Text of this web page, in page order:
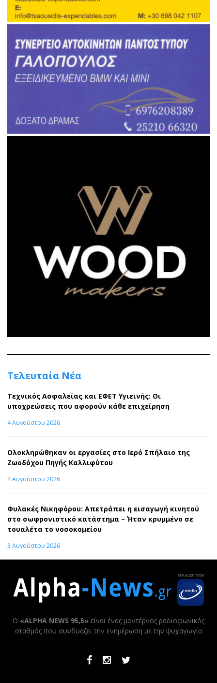
Τελευταία Νέα
Τεχνικός Ασφαλείας και ΕΦΕΤ Υγιεινής: Οι
υποχρεώσεις που αφορούν κάθε επιχείρηση
4 Αυγούστου 2026
Ολοκληρώθηκαν οι εργασίες στο Ιερό Σπήλαιο της
Ζωοδόχου Πηγής Καλλιφύτου
4 Αυγούστου 2026
Φυλακές Νικηφόρου: Απετράπει η εισαγωγή κινητού
στο σωφρονιστικό κατάστημα – Ήταν κρυμμένο σε
τουαλέτα το νοσοκομείου
3 Αυγούστου 2026
Ο «ALPHA NEWS 95,5» είναι ένας μοντέρνος ραδιοφωνικός
σταθμός που συνδυάζει την ενημέρωση με την ψυχαγωγία
FacebookInstagramTwitter